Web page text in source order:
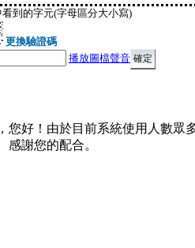
到的字元(字母區分大小寫)
更換驗證碼
播放圖檔聲音
您好！由於目前系統使用人數眾
感謝您的配合。